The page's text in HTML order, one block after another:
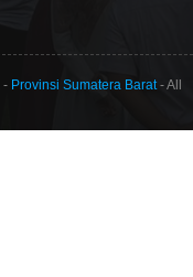
- Provinsi Sumatera Barat- All